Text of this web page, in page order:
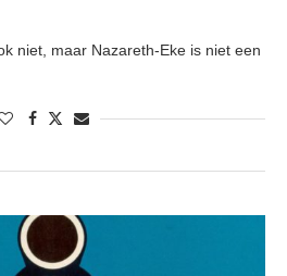
niet, maar Nazareth-Eke is niet een